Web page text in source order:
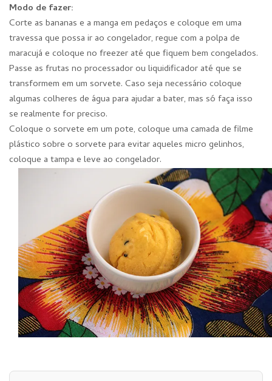
Modo de fazer:
Corte as bananas e a manga em pedaços e coloque em uma
travessa que possa ir ao congelador, regue com a polpa de
maracujá e coloque no freezer até que fiquem bem congelados.
Passe as frutas no processador ou liquidificador até que se
transformem em um sorvete. Caso seja necessário coloque
algumas colheres de água para ajudar a bater, mas só faça isso
se realmente for preciso.
Coloque o sorvete em um pote, coloque uma camada de filme
plástico sobre o sorvete para evitar aqueles micro gelinhos,
coloque a tampa e leve ao congelador.